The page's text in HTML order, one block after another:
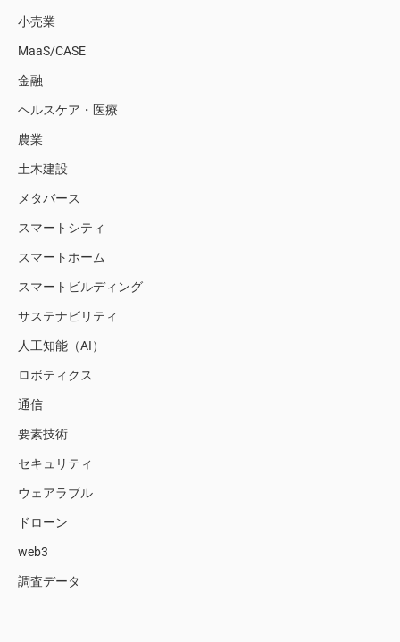
小売業
MaaS/CASE
金融
ヘルスケア・医療
農業
土木建設
メタバース
スマートシティ
スマートホーム
スマートビルディング
サステナビリティ
人工知能（AI）
ロボティクス
通信
要素技術
セキュリティ
ウェアラブル
ドローン
web3
調査データ